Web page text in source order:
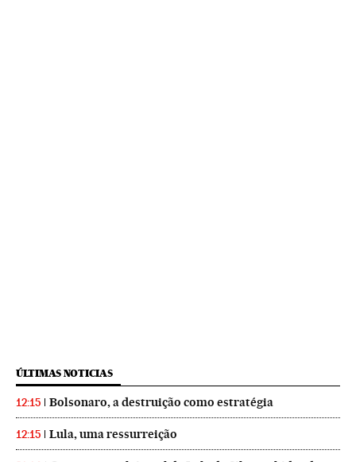
ÚLTIMAS NOTICIAS
12:15 Bolsonaro, a destruição como estratégia
12:15 Lula, uma ressurreição